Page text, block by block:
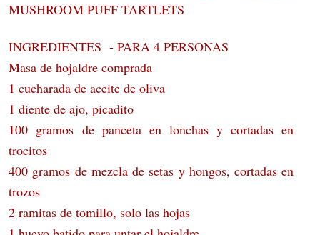
MUSHROOM PUFF TARTLETS
INGREDIENTES - PARA 4 PERSONAS
Masa de hojaldre comprada
1 cucharada de aceite de oliva
1 diente de ajo, picadito
100 gramos de panceta en lonchas y cortadas en
trocitos
400 gramos de mezcla de setas y hongos, cortadas en
trozos
2 ramitas de tomillo, solo las hojas